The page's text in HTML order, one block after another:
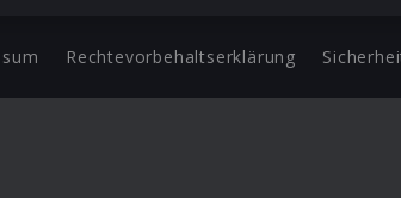
Rechtevorbehaltserklärung